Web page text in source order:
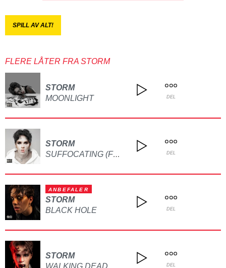
SPILL AV ALT!
FLERE LÅTER FRA STORM
STORM
MOONLIGHT
DEL
STORM
SUFFOCATING (FEAT. FIXATION) DEL
ANBEFALER
STORM
BLACK HOLE
DEL
STORM
WALKING DEAD
DEL